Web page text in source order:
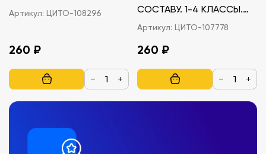
Артикул: ЦИТО-108296
260 ₽
− +
СОСТАВУ. 1-4 КЛАССЫ.
Дьячкова Л. В.
Артикул: ЦИТО-107778
260 ₽
− +